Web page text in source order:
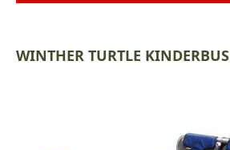
WINTHER TURTLE KINDERBUS